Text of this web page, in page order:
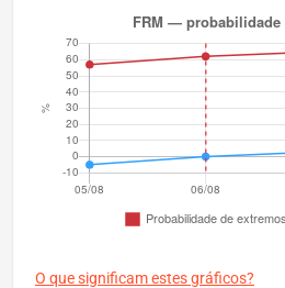
O que significam estes gráficos?